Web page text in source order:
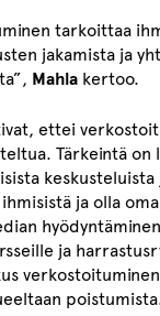
tarkoittaa
jakamista ja
Mahla kertoo.
ettei
Tärkeintä on
ja olla
ja